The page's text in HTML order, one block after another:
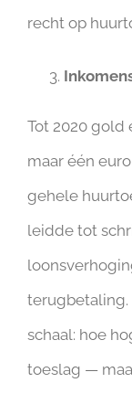
recht op
Tot 2020 gold
maar één
gehele
leidde tot
schaal: hoe
toeslag —